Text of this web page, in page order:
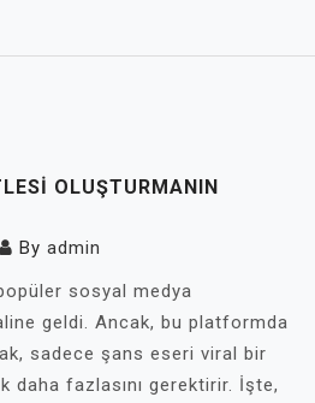
OLUŞTURMANIN
By admin
sosyal medya
geldi. Ancak, bu platformda
sadece şans eseri viral bir
daha fazlasını gerektirir. İşte,